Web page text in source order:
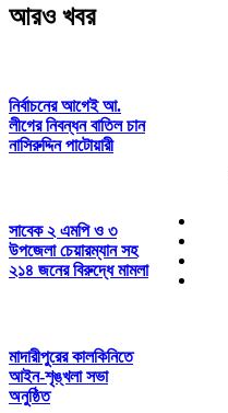
আরও খবর
নির্বাচনের আগেই আ.
লীগের নিবন্ধন বাতিল চান
নাসিরুদ্দিন পাটোয়ারী
সাবেক ২ এমপি ও ৩
উপজেলা চেয়ারম্যান সহ
২১৪ জনের বিরুদ্ধে মামলা
মাদারীপুরের কালকিনিতে
আইন-শৃঙ্খলা সভা
অনুষ্ঠিত